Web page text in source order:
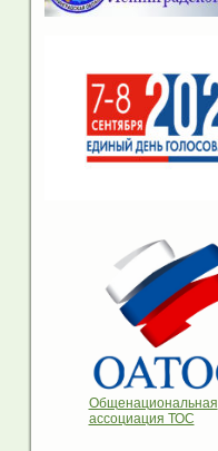
Общенациональная
ассоциация ТОС